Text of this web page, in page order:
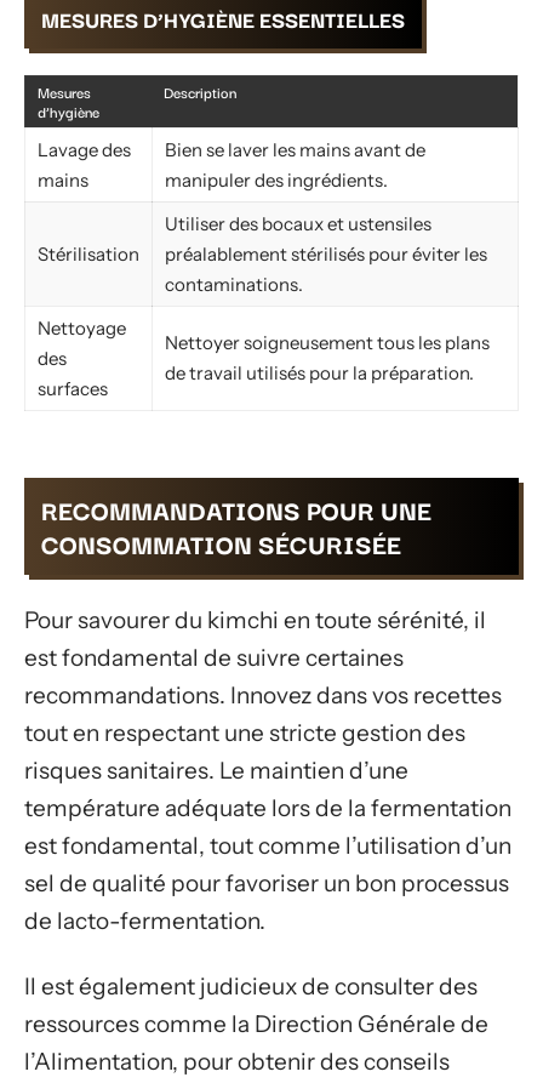
MESURES D’HYGIÈNE ESSENTIELLES
Mesures
d’hygiène
Description
Lavage des
mains
Bien se laver les mains avant de
manipuler des ingrédients.
Stérilisation
Utiliser des bocaux et ustensiles
préalablement stérilisés pour éviter les
contaminations.
Nettoyage
des
surfaces
Nettoyer soigneusement tous les plans
de travail utilisés pour la préparation.
RECOMMANDATIONS POUR UNE
CONSOMMATION SÉCURISÉE
Pour savourer du kimchi en toute sérénité, il
est fondamental de suivre certaines
recommandations. Innovez dans vos recettes
tout en respectant une stricte gestion des
risques sanitaires. Le maintien d’une
température adéquate lors de la fermentation
est fondamental, tout comme l’utilisation d’un
sel de qualité pour favoriser un bon processus
de lacto-fermentation.
Il est également judicieux de consulter des
ressources comme la Direction Générale de
l’Alimentation, pour obtenir des conseils